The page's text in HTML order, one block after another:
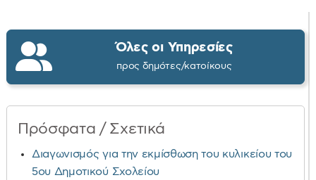
Όλες οι Υπηρεσίες
προς δημότες/κατοίκους
Πρόσφατα / Σχετικά
Διαγωνισμός για την εκμίσθωση του κυλικείου του
5ου Δημοτικού Σχολείου